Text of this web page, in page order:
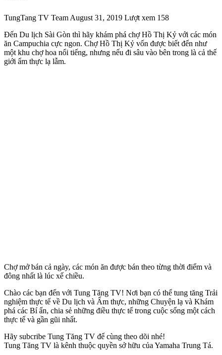
TungTang TV Team August 31, 2019 Lượt xem 158
Đến Du lịch Sài Gòn thì hãy khám phá chợ Hồ Thị Kỷ với các món
ăn Campuchia cực ngon. Chợ Hồ Thị Kỷ vốn được biết đến như
một khu chợ hoa nổi tiếng, nhưng nếu đi sâu vào bên trong là cả thế
giới ẩm thực lạ lẫm.
Chợ mở bán cả ngày, các món ăn được bán theo từng thời điểm và
đông nhất là lúc xế chiều.
Chào các bạn đến với Tung Tăng TV! Nơi bạn có thể tung tăng Trải
nghiệm thực tế về Du lịch và Ẩm thực, những Chuyện lạ và Khám
phá các Bí ẩn, chia sẻ những điều thực tế trong cuộc sống một cách
thực tế và gần gũi nhất.
Hãy subcribe Tung Tăng TV để cùng theo dõi nhé!
Tung Tăng TV là kênh thuộc quyền sở hữu của Yamaha Trung Tá.